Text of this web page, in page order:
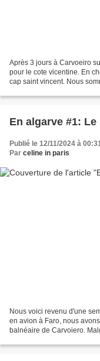
Après 3 jours à Carvoeiro
pour le cote vicentine. En
cap saint vincent. Nous
En algarve #1: Le
Publié le 12/11/2024 à
Par celine in paris
Nous voici revenu d'une
en avion à Faro, nous
balnéaire de Carvoiero.